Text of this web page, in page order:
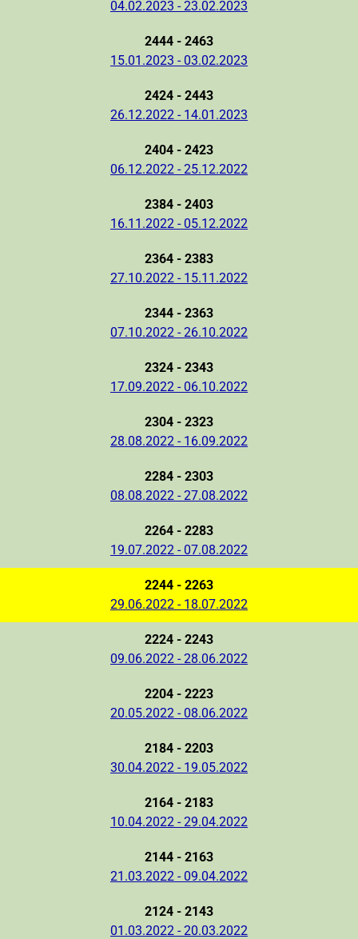
04.02.2023 - 23.02.2023
2444 - 2463
15.01.2023 - 03.02.2023
2424 - 2443
26.12.2022 - 14.01.2023
2404 - 2423
06.12.2022 - 25.12.2022
2384 - 2403
16.11.2022 - 05.12.2022
2364 - 2383
27.10.2022 - 15.11.2022
2344 - 2363
07.10.2022 - 26.10.2022
2324 - 2343
17.09.2022 - 06.10.2022
2304 - 2323
28.08.2022 - 16.09.2022
2284 - 2303
08.08.2022 - 27.08.2022
2264 - 2283
19.07.2022 - 07.08.2022
2244 - 2263
29.06.2022 - 18.07.2022
2224 - 2243
09.06.2022 - 28.06.2022
2204 - 2223
20.05.2022 - 08.06.2022
2184 - 2203
30.04.2022 - 19.05.2022
2164 - 2183
10.04.2022 - 29.04.2022
2144 - 2163
21.03.2022 - 09.04.2022
2124 - 2143
01.03.2022 - 20.03.2022